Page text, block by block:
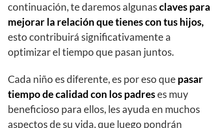
continuación, te daremos algunasclaves para
mejorar la relación que tienes con tus hijos,
esto contribuirá significativamente a
optimizar el tiempo que pasan juntos.
Cada niño es diferente, es por eso que pasar
tiempo de calidad con los padreses muy
beneficioso para ellos, les ayuda en muchos
aspectos de su vida, que luego pondrán